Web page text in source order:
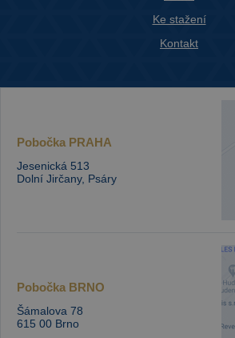
Ke stažení
Kontakt
Pobočka PRAHA
Jesenická 513
Dolní Jirčany, Psáry
Pobočka BRNO
Šámalova 78
615 00 Brno